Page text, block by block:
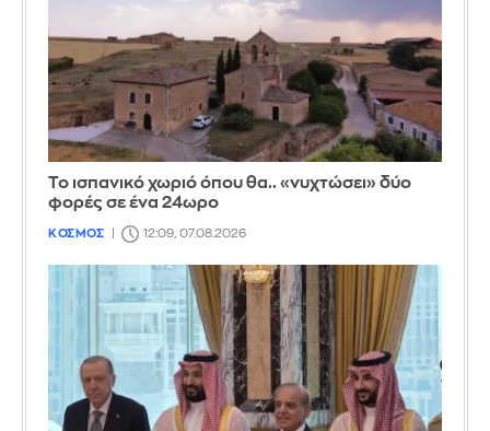
Το ισπανικό χωριό όπου θα.. «νυχτώσει» δύο
φορές σε ένα 24ωρο
ΚΟΣΜΟΣ 12:09, 07.08.2026